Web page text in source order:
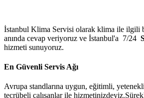
İstanbul Klima Servisi olarak klima ile ilgili
anında cevap veriyoruz ve İstanbul'a 7/24
hizmeti sunuyoruz.
En Güvenli Servis Ağı
Avrupa standlarına uygun, eğitimli,
tecrübeli çalışanlar ile